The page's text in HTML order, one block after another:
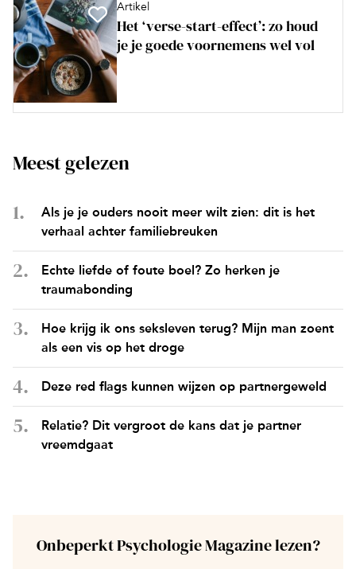
Artikel
Het ‘verse-start-effect’: zo houd
je je goede voornemens wel vol
Meest gelezen
Als je je ouders nooit meer wilt zien: dit is het
verhaal achter familiebreuken
Echte liefde of foute boel? Zo herken je
traumabonding
Hoe krijg ik ons seksleven terug? Mijn man zoent
als een vis op het droge
Deze red flags kunnen wijzen op partnergeweld
Relatie? Dit vergroot de kans dat je partner
vreemdgaat
Onbeperkt Psychologie Magazine lezen?